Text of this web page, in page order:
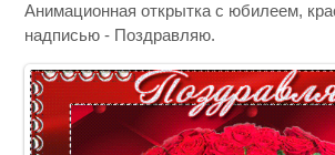
Анимационная открытка с юбилеем,
надписью - Поздравляю.